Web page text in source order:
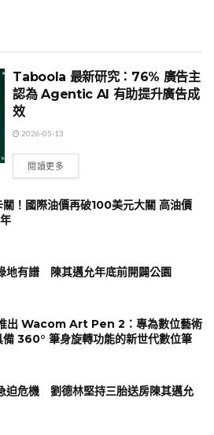
Taboola 最新研究：76% 廣告主
認為 Agentic AI 有助提升廣告成
效
2026-05-13
閱讀更多
關！國際油價再破100美元大關 高油價
地有譜 陳其邁允年底前開闢公園
出 Wacom Art Pen 2：專為數位藝術
備 360° 筆身旋轉功能的新世代數位筆
迫危機 劉德林堅持三胎送房陳其邁允